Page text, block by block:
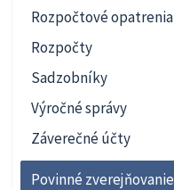
Rozpočtové opatrenia
Rozpočty
Sadzobníky
Výročné správy
Záverečné účty
Povinné zverejňovanie